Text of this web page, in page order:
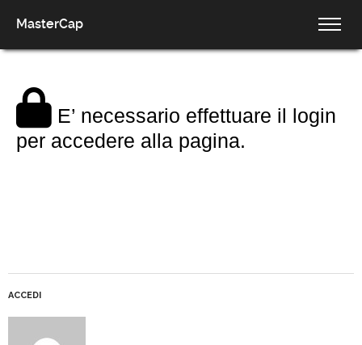
MasterCap
E’ necessario effettuare il login
per accedere alla pagina.
ACCEDI